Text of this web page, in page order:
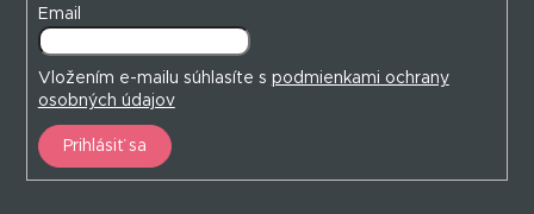
Email
Vložením e-mailu súhlasíte s podmienkami ochrany
osobných údajov
Prihlásiť sa